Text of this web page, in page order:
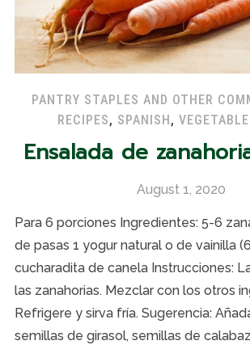
PANTRY STAPLES AND OTHER
RECIPES, SPANISH ,
Ensalada de
August 1, 2020
Para 6 porciones Ingredientes: 5-6
de pasas 1 yogur natural o de vainilla
cucharadita de canela Instrucciones:
las zanahorias. Mezclar con los otros
Refrigere y sirva fría. Sugerencia:
semillas de girasol, semillas de